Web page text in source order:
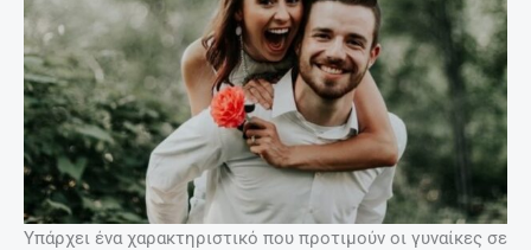
Υπάρχει ένα χαρακτηριστικό που προτιμούν οι γυναίκες σε